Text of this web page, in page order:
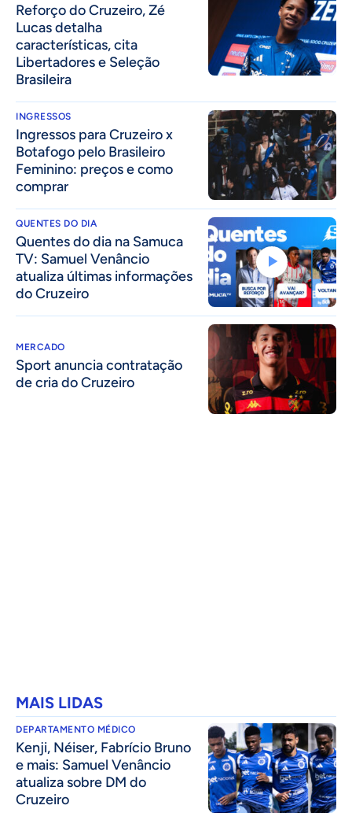
⁠Reforço do Cruzeiro, Zé
Lucas detalha
características, cita
Libertadores e Seleção
Brasileira
INGRESSOS
Ingressos para Cruzeiro x
Botafogo pelo Brasileiro
Feminino: preços e como
comprar
QUENTES DO DIA
Quentes do dia na Samuca
TV: Samuel Venâncio
atualiza últimas informações
do Cruzeiro
MERCADO
Sport anuncia contratação
de cria do Cruzeiro
MAIS LIDAS
DEPARTAMENTO MÉDICO
Kenji, Néiser, Fabrício Bruno
e mais: Samuel Venâncio
atualiza sobre DM do
Cruzeiro